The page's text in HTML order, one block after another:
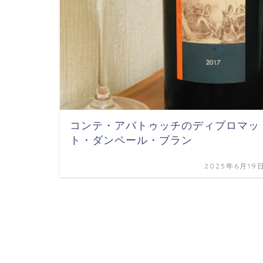
コンテ・アバトゥッチのディプロマッ
ト・ダンペール・ブラン
2025年6月19